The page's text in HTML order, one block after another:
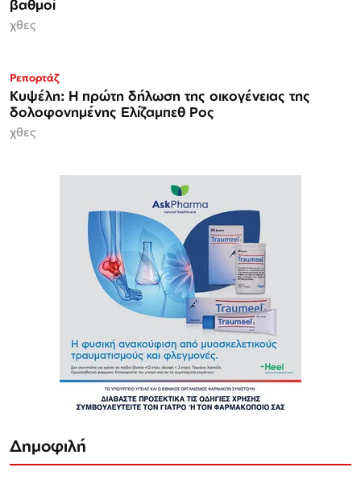
βαθμοί
χθες
Ρεπορτάζ
Κυψέλη: Η πρώτη δήλωση της οικογένειας της
δολοφονημένης Ελίζαμπεθ Ρος
χθες
Δημοφιλή